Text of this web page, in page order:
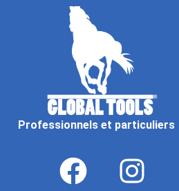
Professionnels et particuliers